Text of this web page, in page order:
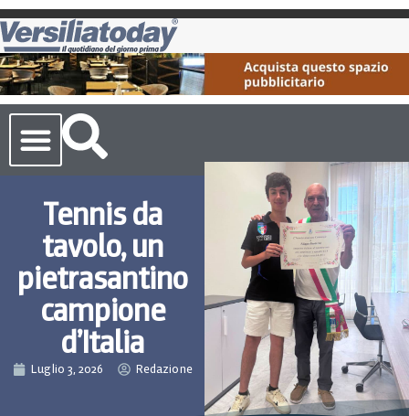
Tennis da
tavolo, un
pietrasantino
campione
d’Italia
Luglio 3, 2026 Redazione